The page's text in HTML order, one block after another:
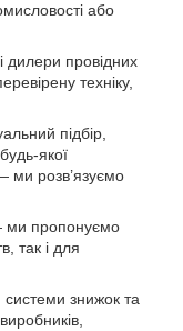
або
дилери провідних
техніку,
підбір,
якої
ми розв’язуємо
пропонуємо
так і для
системи знижок та